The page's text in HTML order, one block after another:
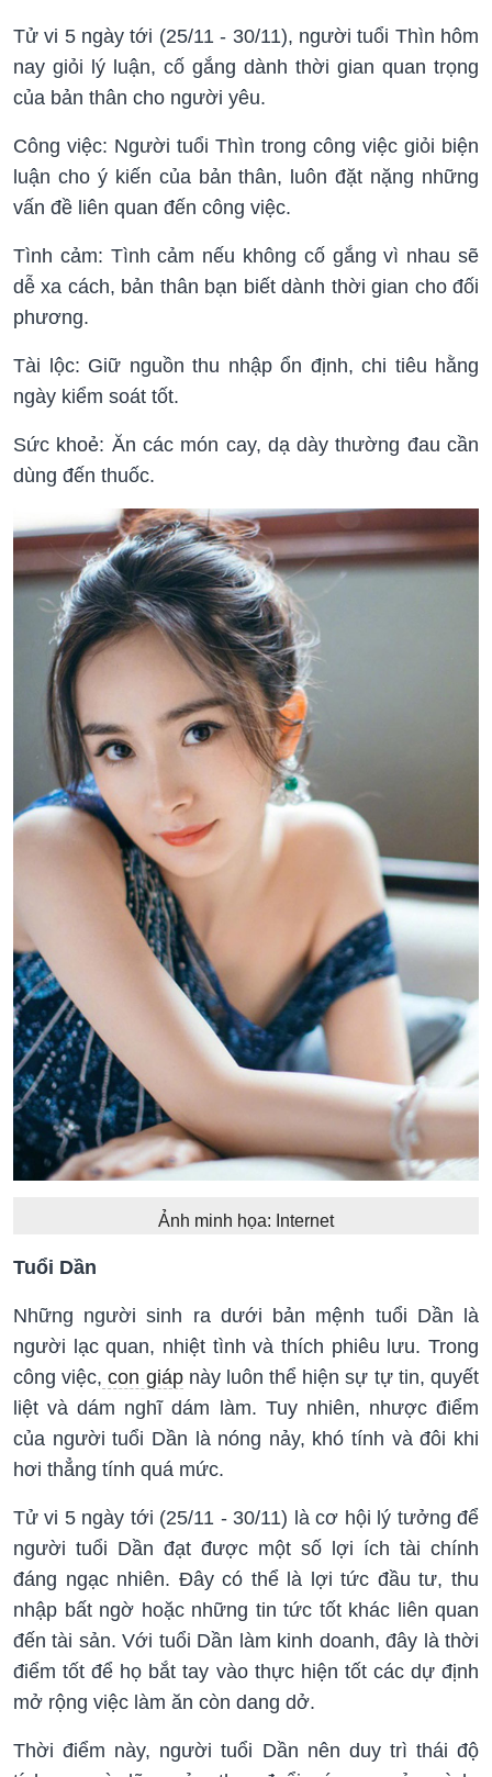
Tử vi 5 ngày tới (25/11 - 30/11), người tuổi Thìn hôm
nay giỏi lý luận, cố gắng dành thời gian quan trọng
của bản thân cho người yêu.
Công việc: Người tuổi Thìn trong công việc giỏi biện
luận cho ý kiến của bản thân, luôn đặt nặng những
vấn đề liên quan đến công việc.
Tình cảm: Tình cảm nếu không cố gắng vì nhau sẽ
dễ xa cách, bản thân bạn biết dành thời gian cho đối
phương.
Tài lộc: Giữ nguồn thu nhập ổn định, chi tiêu hằng
ngày kiểm soát tốt.
Sức khoẻ: Ăn các món cay, dạ dày thường đau cần
dùng đến thuốc.
Ảnh minh họa: Internet
Tuổi Dần
Những người sinh ra dưới bản mệnh tuổi Dần là
người lạc quan, nhiệt tình và thích phiêu lưu. Trong
công việc, con giápnày luôn thể hiện sự tự tin, quyết
liệt và dám nghĩ dám làm. Tuy nhiên, nhược điểm
của người tuổi Dần là nóng nảy, khó tính và đôi khi
hơi thẳng tính quá mức.
Tử vi 5 ngày tới (25/11 - 30/11) là cơ hội lý tưởng để
người tuổi Dần đạt được một số lợi ích tài chính
đáng ngạc nhiên. Đây có thể là lợi tức đầu tư, thu
nhập bất ngờ hoặc những tin tức tốt khác liên quan
đến tài sản. Với tuổi Dần làm kinh doanh, đây là thời
điểm tốt để họ bắt tay vào thực hiện tốt các dự định
mở rộng việc làm ăn còn dang dở.
Thời điểm này, người tuổi Dần nên duy trì thái độ